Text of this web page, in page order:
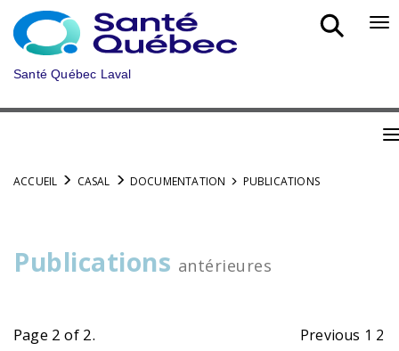
Skip
to
main
content
Santé Québec Laval
ACCUEIL CASAL DOCUMENTATION PUBLICATIONS
Publications antérieures
Page 2 of 2. Previous 1 2